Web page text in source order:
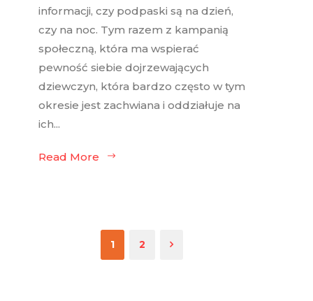
informacji, czy podpaski są na dzień,
czy na noc. Tym razem z kampanią
społeczną, która ma wspierać
pewność siebie dojrzewających
dziewczyn, która bardzo często w tym
okresie jest zachwiana i oddziałuje na
ich...
Read More
1 2